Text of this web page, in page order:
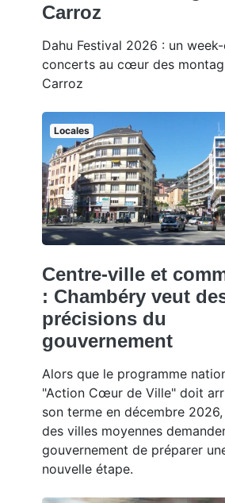
Carroz
Dahu Festival 2026 : un
concerts au cœur des
Carroz
Locales
Centre-ville et
: Chambéry veut
précisions du
gouvernement
Alors que le programme
"Action Cœur de Ville" doit
son terme en décembre
des villes moyennes
gouvernement de préparer
nouvelle étape.